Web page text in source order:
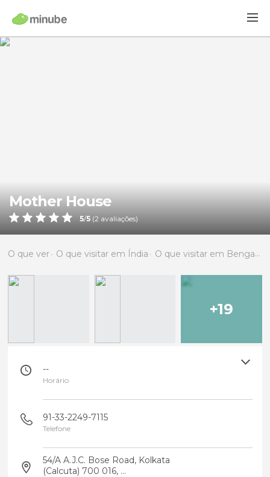
Mother House
5/5 (2 avaliações)
O que ver O que visitar em Índia O que visitar em Bengala Ocidental
+19
--
Horário
91-33-2249-7115
Telefone
54/A A.J.C. Bose Road, Kolkata
(Calcuta) 700 016, ...